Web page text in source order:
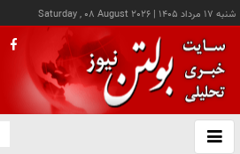
شنبه ۱۷ مرداد ۱۴۰۵ |
Saturday , 08 August 2026
باز